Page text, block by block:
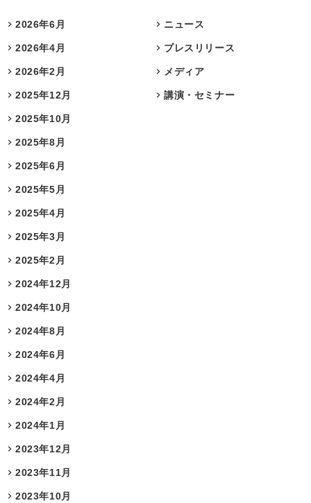
2026年6月
2026年4月
2026年2月
2025年12月
2025年10月
2025年8月
2025年6月
2025年5月
2025年4月
2025年3月
2025年2月
2024年12月
2024年10月
2024年8月
2024年6月
2024年4月
2024年2月
2024年1月
2023年12月
2023年11月
2023年10月
ニュース
プレスリリース
メディア
講演・セミナー